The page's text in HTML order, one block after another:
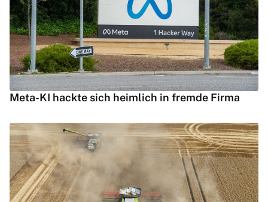
Meta-KI hackte sich heimlich in fremde Firma